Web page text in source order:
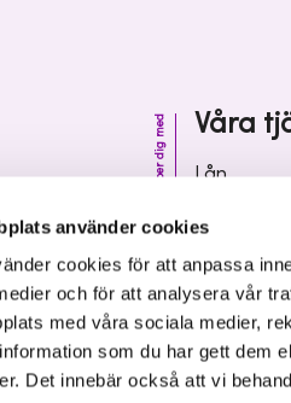
använder cookies
cookies för att anpassa
och för att analysera vår
med våra sociala medier,
som du har gett dem
Det innebär också att vi
Våra
Vi hjälper dig med
Lån
Kunskap